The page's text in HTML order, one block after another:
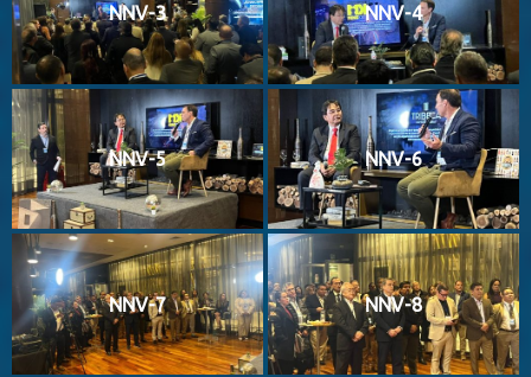
NNV-3 NNV-4
NNV-5 NNV-6
NNV-7 NNV-8